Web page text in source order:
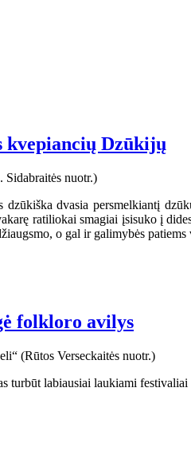
kvepiancių Dzūkijų
dzūkiška dvasia persmelkiantį
ratiliokai smagiai įsisuko į
o gal ir galimybės patiems
folkloro avilys
turbūt labiausiai laukiami